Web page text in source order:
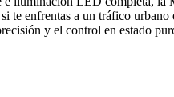
te enfrentas a un tráfico urbano
y el control en estado